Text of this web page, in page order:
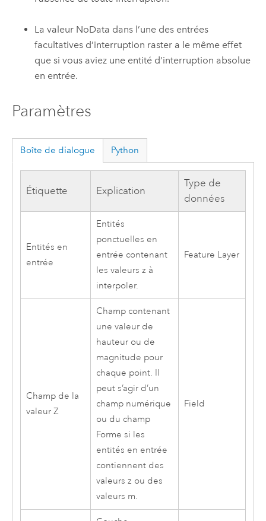
La valeur NoData dans l’une des entrées
facultatives d’interruption raster a le même effet
que si vous aviez une entité d’interruption absolue
en entrée.
Paramètres
Boîte de dialogue Python
Étiquette Explication
Type de
données
Entités en
entrée
Entités
ponctuelles en
entrée contenant
les valeurs z à
interpoler.
Feature Layer
Champ de la
valeur Z
Champ contenant
une valeur de
hauteur ou de
magnitude pour
chaque point. Il
peut s’agir d’un
champ numérique
ou du champ
Forme si les
entités en entrée
contiennent des
valeurs z ou des
valeurs m.
Field